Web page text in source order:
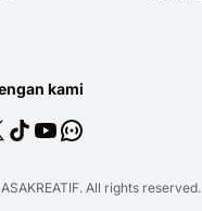
kami
. All rights reserved.